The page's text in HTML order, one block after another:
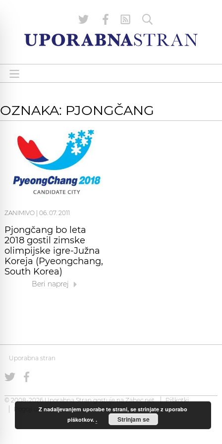
OZNAKA: PJONGČANG
ZANIMIVO 06. 07. 2011
Pjongčang bo leta
2018 gostil zimske
olimpijske igre-Južna
Koreja (Pyeongchang,
South Korea)
Beri naprej
Uporabna stran
© 2008-2026 Uporabna Stran gostuje naZabec.net
Piškotki
Pogoji uporabeZ nadaljevanjem uporabe te strani, se strinjate z uporabo
piškotkov.. Strinjam se